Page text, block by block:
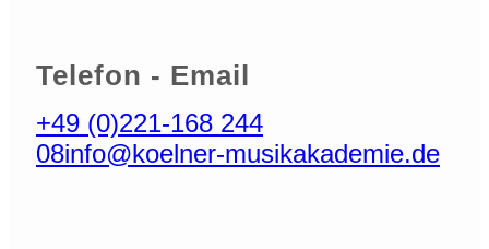
Telefon - Email
+49 (0)221-168 244
08info@koelner-musikakademie.de